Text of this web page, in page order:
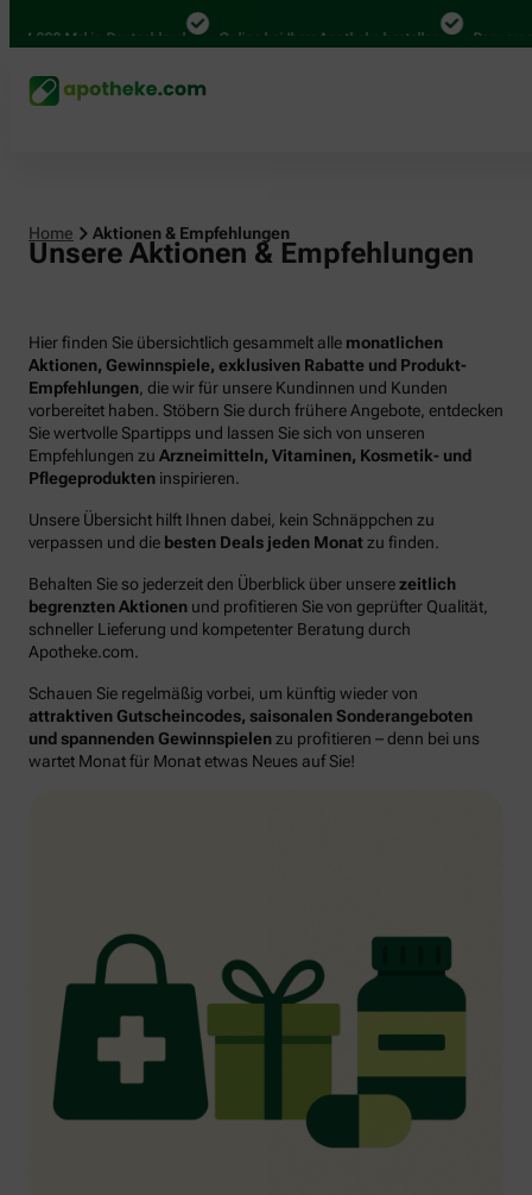
Mal in Deutschland Online bei Ihrer Apotheke bestellen Bequem
Home Aktionen & Empfehlungen
Unsere Aktionen & Empfehlungen
Hier finden Sie übersichtlich gesammelt alle monatlichen
Aktionen, Gewinnspiele, exklusiven Rabatte und Produkt-
Empfehlungen , die wir für unsere Kundinnen und Kunden
vorbereitet haben. Stöbern Sie durch frühere Angebote, entdecken
Sie wertvolle Spartipps und lassen Sie sich von unseren
Empfehlungen zu Arzneimitteln, Vitaminen, Kosmetik- und
Pflegeprodukten inspirieren.
Unsere Übersicht hilft Ihnen dabei, kein Schnäppchen zu
verpassen und die besten Deals jeden Monatzu finden.
Behalten Sie so jederzeit den Überblick über unserezeitlich
begrenzten Aktionen und profitieren Sie von geprüfter Qualität,
schneller Lieferung und kompetenter Beratung durch
Apotheke.com.
Schauen Sie regelmäßig vorbei, um künftig wieder von
attraktiven Gutscheincodes, saisonalen Sonderangeboten
und spannenden Gewinnspielenzu profitieren – denn bei uns
wartet Monat für Monat etwas Neues auf Sie!